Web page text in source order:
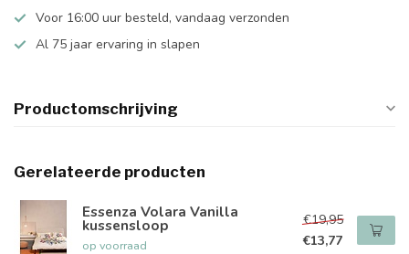
Voor 16:00 uur besteld, vandaag verzonden
Al 75 jaar ervaring in slapen
Productomschrijving
Gerelateerde producten
Essenza Volara Vanilla
kussensloop
op voorraad
€19,95
€13,77